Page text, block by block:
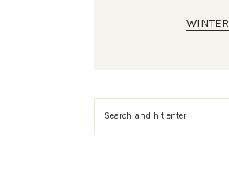
WINTER